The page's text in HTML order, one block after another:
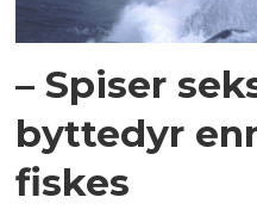
– Spiser
byttedyr
fiskes